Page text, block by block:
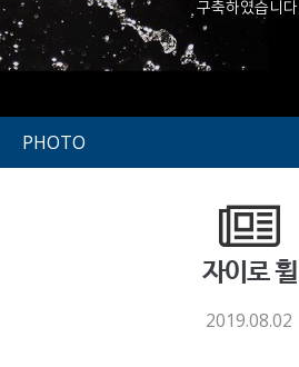
구축하였습니다.
PHOTO
자이로 휠
2019.08.02